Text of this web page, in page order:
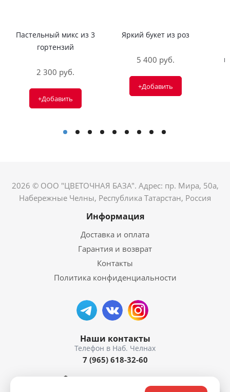
Пастельный микс из 3
гортензий
2 300 руб.
+Добавить
Яркий букет из роз
5 400 руб.
+Добавить
2026 © ООО "ЦВЕТОЧНАЯ БАЗА". Адрес: пр. Мира, 50а,
Набережные Челны, Республика Татарстан, Россия
Информация
Доставка и оплата
Гарантия и возврат
Контакты
Политика конфиденциальности
Наши контакты
7 (965) 618-32-60